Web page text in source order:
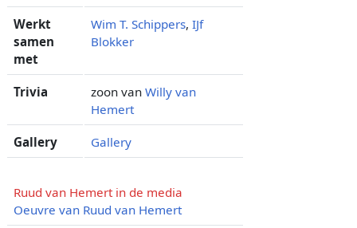
Werkt
samen
met
Wim T. Schippers, IJf
Blokker
Trivia zoon van Willy van
Hemert
Gallery Gallery
Ruud van Hemert in de media
Oeuvre van Ruud van Hemert